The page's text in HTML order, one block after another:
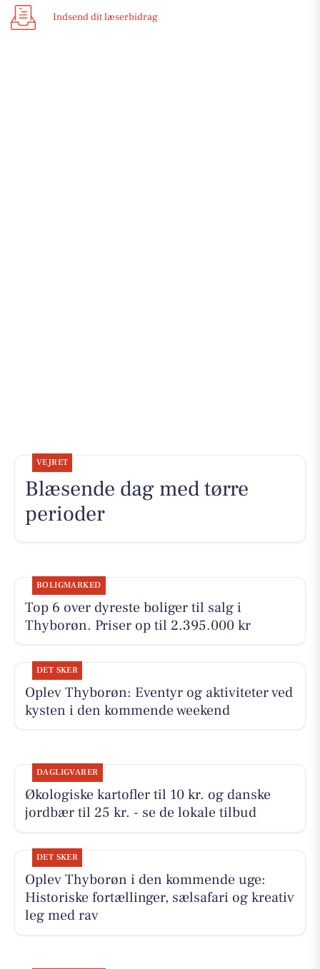
Indsend dit læserbidrag
VEJRET
Blæsende dag med tørre
perioder
BOLIGMARKED
Top 6 over dyreste boliger til salg i
Thyborøn. Priser op til 2.395.000 kr
DET SKER
Oplev Thyborøn: Eventyr og aktiviteter ved
kysten i den kommende weekend
DAGLIGVARER
Økologiske kartofler til 10 kr. og danske
jordbær til 25 kr. - se de lokale tilbud
DET SKER
Oplev Thyborøn i den kommende uge:
Historiske fortællinger, sælsafari og kreativ
leg med rav